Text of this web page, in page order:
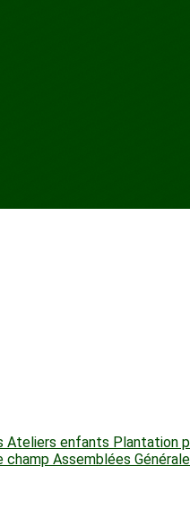
Ateliers enfants Plantation
champ Assemblées